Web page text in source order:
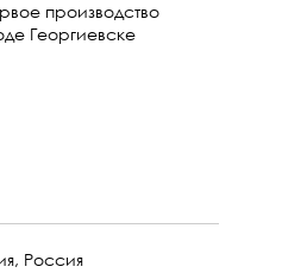
Россия
производство
Георгиевске